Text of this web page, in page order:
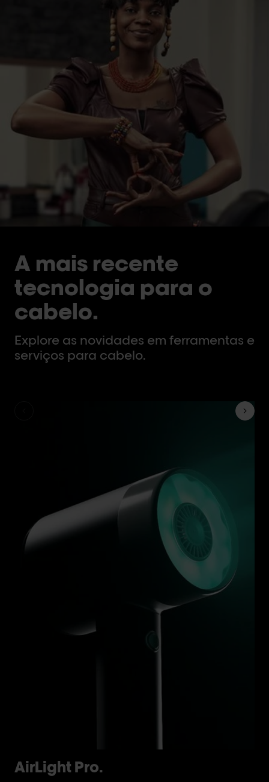
A mais recente
tecnologia para o
cabelo.
Explore as novidades em ferramentas e
serviços para cabelo.
AirLight Pro.